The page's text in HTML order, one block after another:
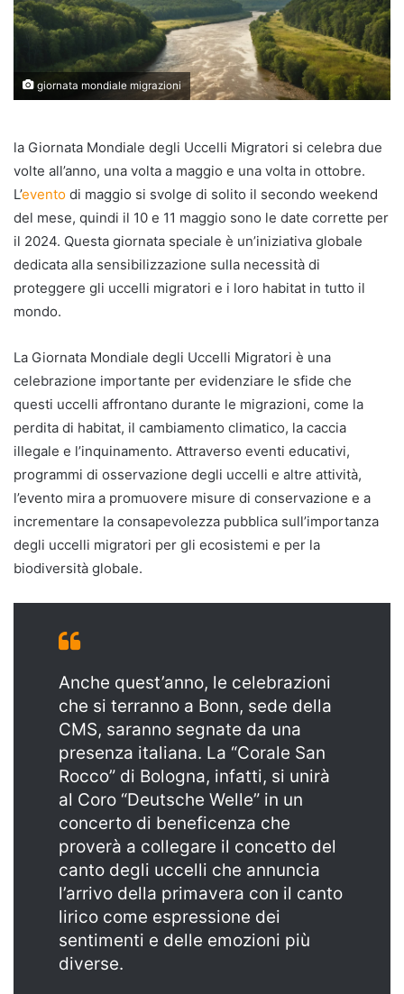
giornata mondiale migrazioni
la Giornata Mondiale degli Uccelli Migratori si celebra due
volte all’anno, una volta a maggio e una volta in ottobre.
L’evento di maggio si svolge di solito il secondo weekend
del mese, quindi il 10 e 11 maggio sono le date corrette per
il 2024. Questa giornata speciale è un’iniziativa globale
dedicata alla sensibilizzazione sulla necessità di
proteggere gli uccelli migratori e i loro habitat in tutto il
mondo.
La Giornata Mondiale degli Uccelli Migratori è una
celebrazione importante per evidenziare le sfide che
questi uccelli affrontano durante le migrazioni, come la
perdita di habitat, il cambiamento climatico, la caccia
illegale e l’inquinamento. Attraverso eventi educativi,
programmi di osservazione degli uccelli e altre attività,
l’evento mira a promuovere misure di conservazione e a
incrementare la consapevolezza pubblica sull’importanza
degli uccelli migratori per gli ecosistemi e per la
biodiversità globale.
Anche quest’anno, le celebrazioni
che si terranno a Bonn, sede della
CMS, saranno segnate da una
presenza italiana. La “Corale San
Rocco” di Bologna, infatti, si unirà
al Coro “Deutsche Welle” in un
concerto di beneficenza che
proverà a collegare il concetto del
canto degli uccelli che annuncia
l’arrivo della primavera con il canto
lirico come espressione dei
sentimenti e delle emozioni più
diverse.